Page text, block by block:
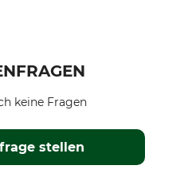
stellen
keine Fragen